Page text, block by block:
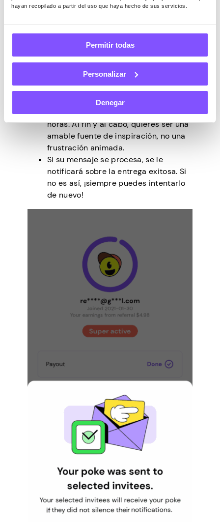
hayan recopilado a partir del uso que haya hecho de sus servicios.
Permitir todas
Personalizar
Denegar
Para enviar el GIF, toquePoke (5)en
la parte inferior de la pantalla. Puedes
empujar a un invitado una vez cada 24
horas. Al fin y al cabo, quieres ser una
amable fuente de inspiración, no una
frustración animada.
Si su mensaje se procesa, se le
notificará sobre la entrega exitosa. Si
no es así, ¡siempre puedes intentarlo
de nuevo!